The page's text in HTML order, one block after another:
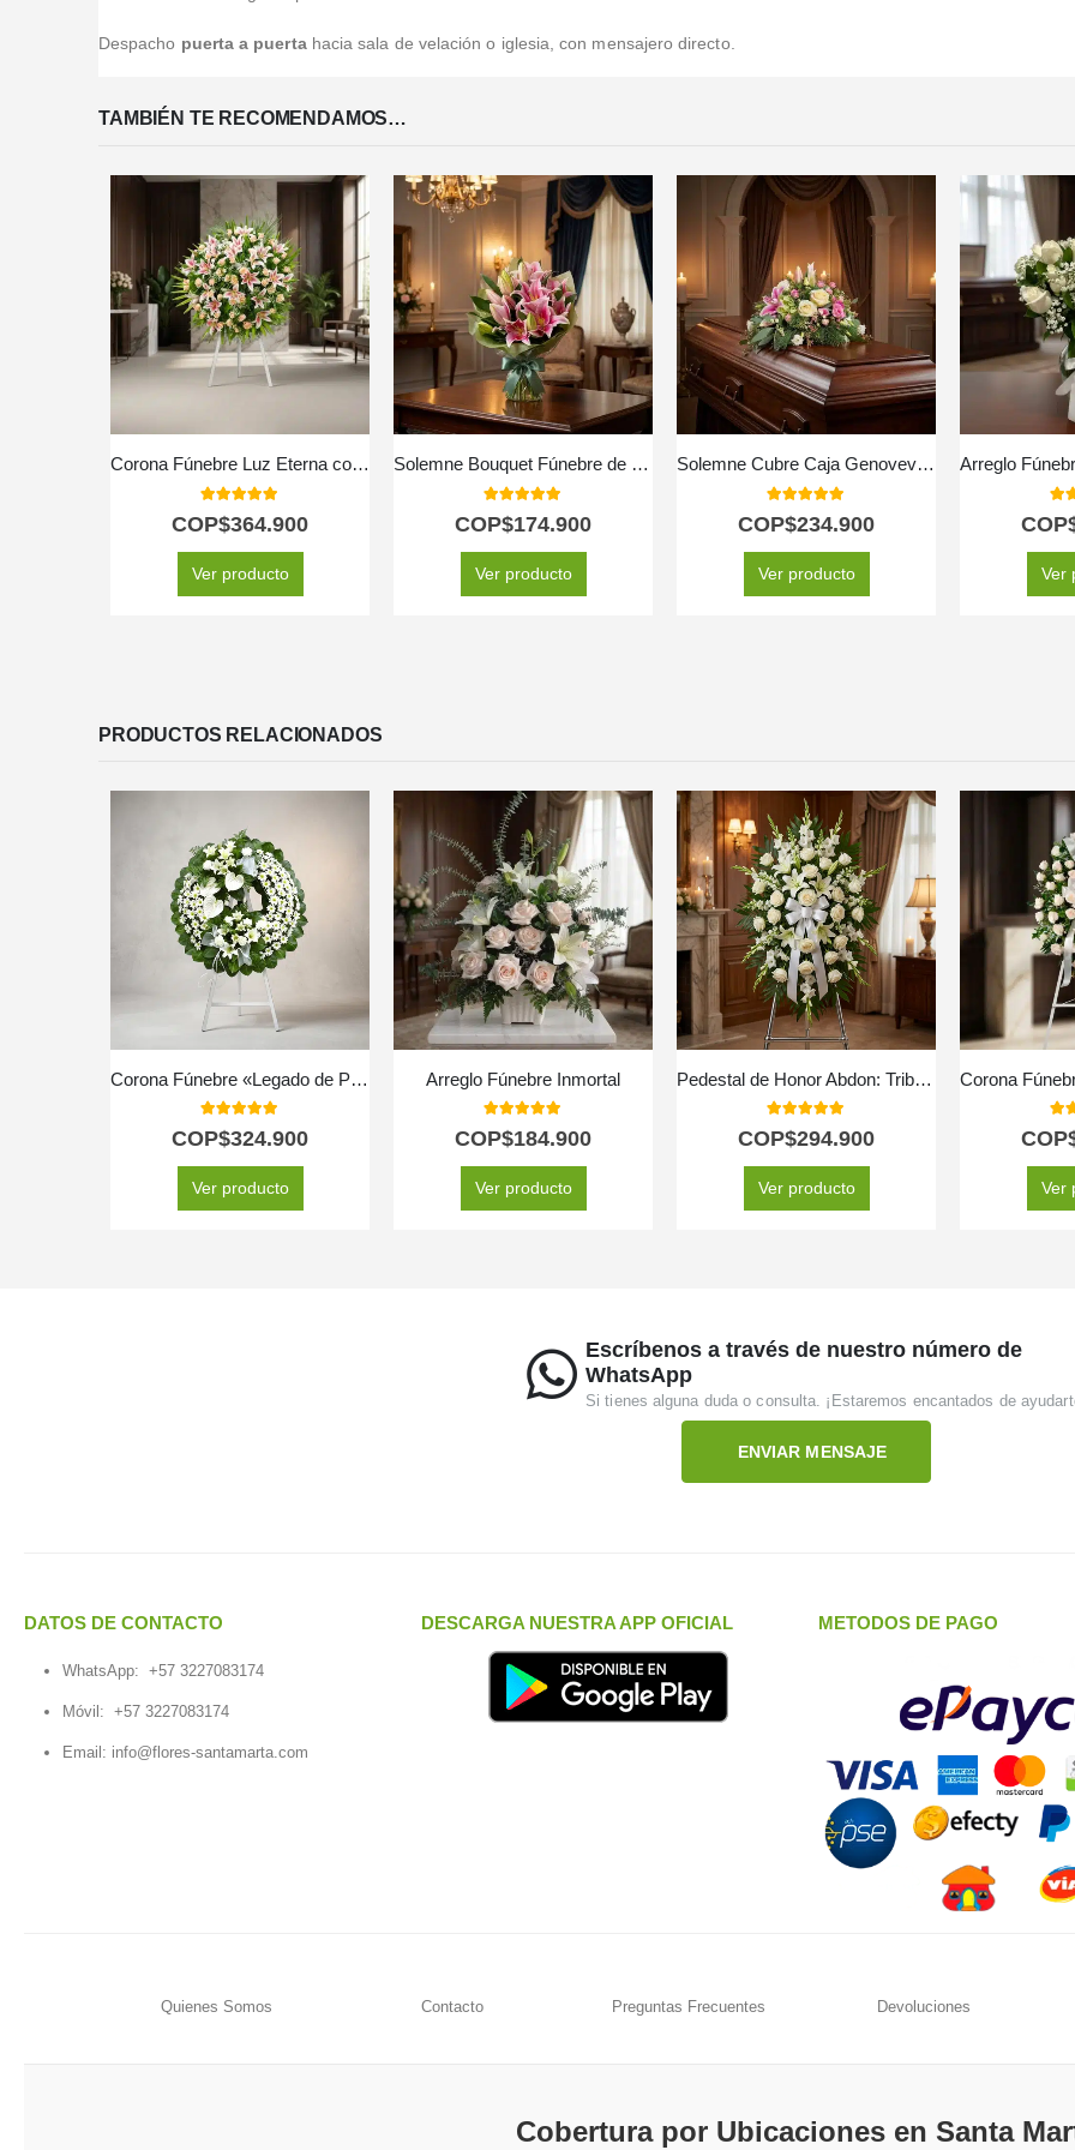
Despacho puerta a puertahacia sala de velación o iglesia, con mensajero directo.
TAMBIÉN TE RECOMENDAMOS…
Corona Fúnebre Luz Eterna con Nombre Ethan 🕊️
COP$364.900
Ver producto
Solemne Bouquet Fúnebre de Homenaje Eli 🕊️
COP$174.900
Ver producto
Solemne Cubre Caja Genoveva: Un Homenaje de Flores Blancas 🤍
COP$234.900
Ver producto Ver
PRODUCTOS RELACIONADOS
Corona Fúnebre «Legado de Paz»: Un Homenaje Floral a Mesha 🕊️
5.00
COP$324.900
Ver producto
Arreglo Fúnebre Inmortal
5.00
COP$184.900
Ver producto
Pedestal de Honor Abdon: Tributo Eterno Personalizado ⚜️
5.00
COP$294.900
Ver producto
5.00
Ver
Escríbenos a través de nuestro número de
WhatsApp
Si tienes alguna duda o consulta. ¡Estaremos encantados de
ENVIAR MENSAJE
DATOS DE CONTACTO
WhatsApp: +57 3227083174
Móvil: +57 3227083174
Email: info@flores-santamarta.com
DESCARGA NUESTRA APP OFICIAL METODOS DE PAGO
Quienes Somos Contacto Preguntas Frecuentes Devoluciones
Cobertura por Ubicaciones en Santa